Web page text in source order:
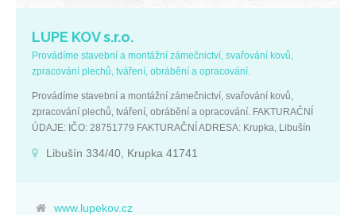
LUPE KOV s.r.o.
Provádíme stavební a montážní zámečnictví, svařování kovů,
zpracování plechů, tváření, obrábění a opracování.
Provádíme stavební a montážní zámečnictví, svařování kovů,
zpracování plechů, tváření, obrábění a opracování. FAKTURAČNÍ
ÚDAJE: IČO: 28751779 FAKTURAČNÍ ADRESA: Krupka, Libušín
Libušín 334/40, Krupka 41741
www.lupekov.cz